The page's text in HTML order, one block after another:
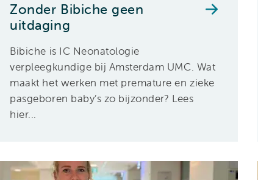
Zonder Bibiche geen
uitdaging
Bibiche is IC Neonatologie
verpleegkundige bij Amsterdam UMC. Wat
maakt het werken met premature en zieke
pasgeboren baby’s zo bijzonder? Lees
hier...